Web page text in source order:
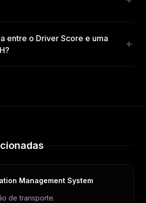
entre o Driver Score e uma
Management System
de transporte.